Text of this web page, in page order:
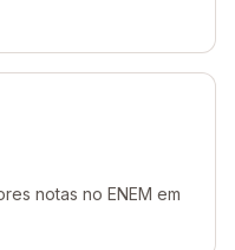
notas no ENEM em